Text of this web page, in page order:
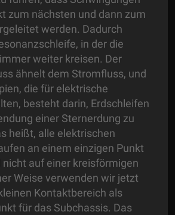
zum nächsten und dann zum
werden. Dadurch
in der die
weiter kreisen. Der
ähnelt dem Stromfluss, und
die für elektrische
besteht darin, Erdschleifen
einer Sternerdung zu
heißt, alle elektrischen
an einem einzigen Punkt
auf einer kreisförmigen
Weise verwenden wir jetzt
Kontaktbereich als
für das Subchassis. Das